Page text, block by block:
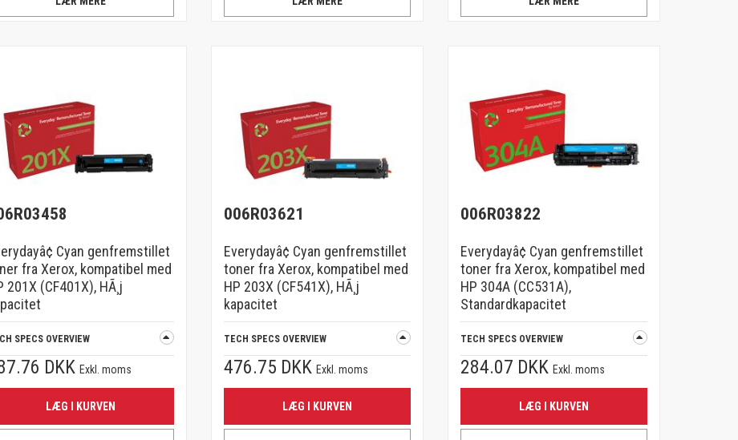
Cyan genfremstillet
fra Xerox, kompatibel med
201X (CF401X), HÃ¸j
SPECS OVERVIEW
DKK Exkl. moms
LÆG I KURVEN
006R03621
Everydayâ¢ Cyan genfremstillet
toner fra Xerox, kompatibel med
HP 203X (CF541X), HÃ¸j
kapacitet
TECH SPECS OVERVIEW
476.75 DKK Exkl. moms
LÆG I KURVEN
006R03822
Everydayâ¢ Cyan genfremstillet
toner fra Xerox, kompatibel med
HP 304A (CC531A),
Standardkapacitet
TECH SPECS OVERVIEW
284.07 DKK Exkl. moms
LÆG I KURVEN